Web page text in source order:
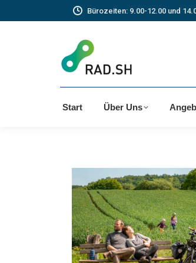
Bürozeiten: 9.00-12.00 und
Start Über Uns